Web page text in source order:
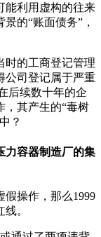
能利用虚构的往来
的“账面债务”，
时的工商登记管理
公司登记属于严重
后续数十年的企
，其产生的“毒树
？
力容器制造厂的集
假操作，那么1999
。